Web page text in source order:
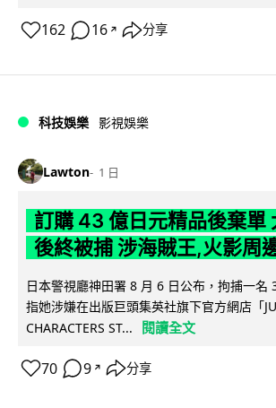
162 16 ↗ 分享
科技娛樂 影視娛樂
Lawton 1 日
訂購 43 億日元精品後棄單
後終被捕 涉海賊王,火影周
日本警視廳神田署 8 月 6 日公布，拘捕一名
指她涉嫌在出版巨頭集英社旗下官方網店「
CHARACTERS ST...
閱讀全文
70 9 ↗ 分享